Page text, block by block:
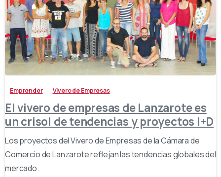
Emprender Vivero de Empresas
El vivero de empresas de Lanzarote es
un crisol de tendencias y proyectos I+D
Los proyectos del Vivero de Empresas de la Cámara de
Comercio de Lanzarote reflejan las tendencias globales del
mercado.